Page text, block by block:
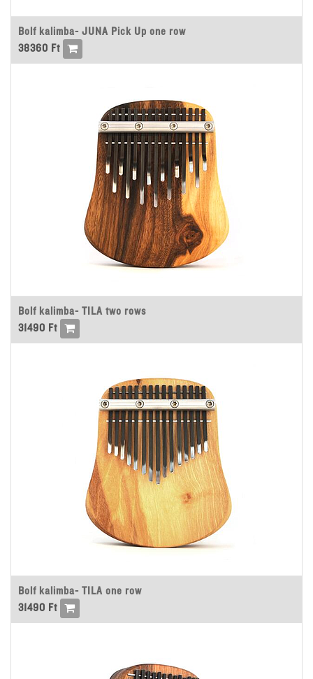
Bolf kalimba- JUNA Pick Up one row
38360 Ft
Bolf kalimba- TILA two rows
31490 Ft
Bolf kalimba- TILA one row
31490 Ft